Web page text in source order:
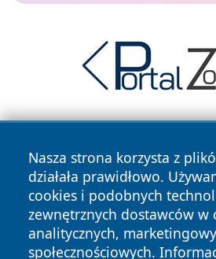
Nasza strona korzysta z
działała prawidłowo.
cookies i podobnych
zewnętrznych dostawców w
analitycznych,
społecznościowych.
Copyright © 2026 raciborski24.pl
zastrzeżone.